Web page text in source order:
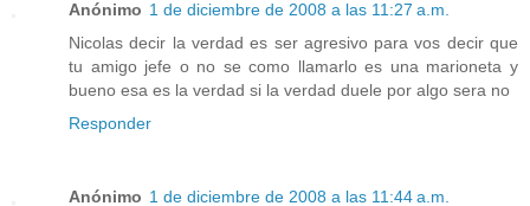
Anónimo 1 de diciembre de 2008 a las 11:27 a.m.
Nicolas decir la verdad es ser agresivo para vos decir que
tu amigo jefe o no se como llamarlo es una marioneta y
bueno esa es la verdad si la verdad duele por algo sera no
Responder
Anónimo 1 de diciembre de 2008 a las 11:44 a.m.